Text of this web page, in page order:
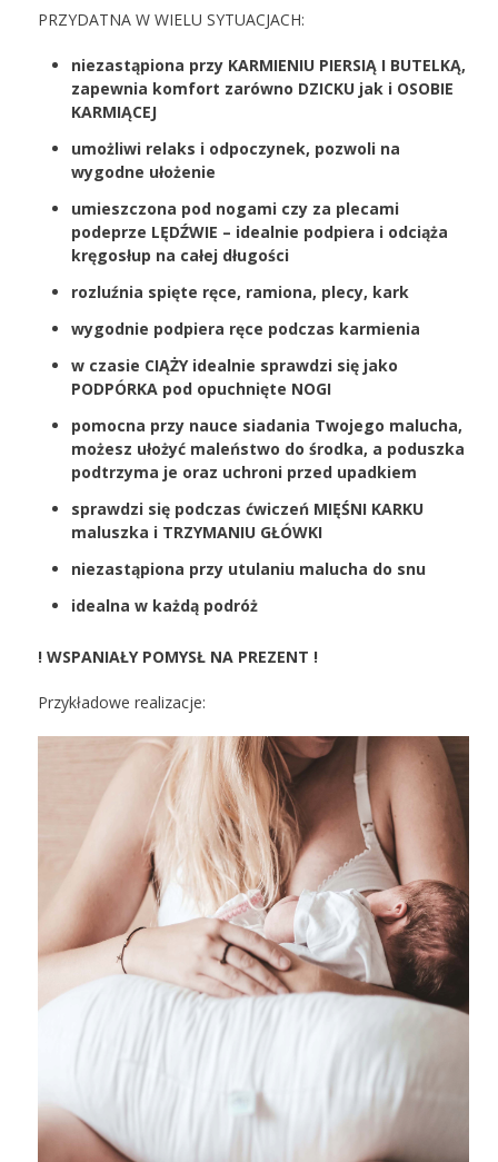
PRZYDATNA W WIELU SYTUACJACH:
niezastąpiona przy KARMIENIU PIERSIĄ I BUTELKĄ,
zapewnia komfort zarówno DZICKU jak i OSOBIE
KARMIĄCEJ
umożliwi relaks i odpoczynek, pozwoli na
wygodne ułożenie
umieszczona pod nogami czy za plecami
podeprze LĘDŹWIE – idealnie podpiera i odciąża
kręgosłup na całej długości
rozluźnia spięte ręce, ramiona, plecy, kark
wygodnie podpiera ręce podczas karmienia
w czasie CIĄŻY idealnie sprawdzi się jako
PODPÓRKA pod opuchnięte NOGI
pomocna przy nauce siadania Twojego malucha,
możesz ułożyć maleństwo do środka, a poduszka
podtrzyma je oraz uchroni przed upadkiem
sprawdzi się podczas ćwiczeń MIĘŚNI KARKU
maluszka i TRZYMANIU GŁÓWKI
niezastąpiona przy utulaniu malucha do snu
idealna w każdą podróż
! WSPANIAŁY POMYSŁ NA PREZENT !
Przykładowe realizacje: